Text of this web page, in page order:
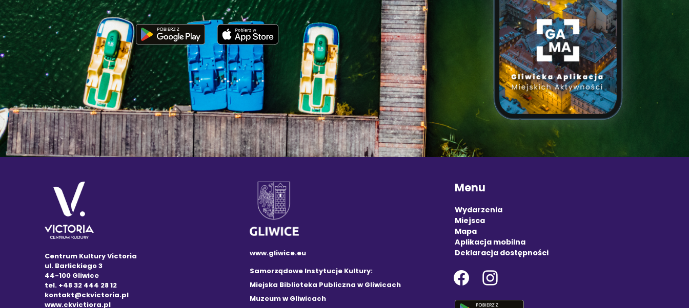
Centrum Kultury Victoria
ul. Barlickiego 3
44-100 Gliwice
tel. +48 32 444 28 12
kontakt@ckvictoria.pl
www.ckvictiora.pl
www.gliwice.eu
Samorządowe Instytucje Kultury:
Miejska Biblioteka Publiczna w Gliwicach
Muzeum w Gliwicach
Menu
Wydarzenia
Miejsca
Mapa
Aplikacja mobilna
Deklaracja dostępności